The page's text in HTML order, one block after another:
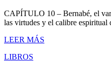
CAPÍTULO 10 – Bernabé, el
las virtudes y el calibre
LEER MÁS
LIBROS